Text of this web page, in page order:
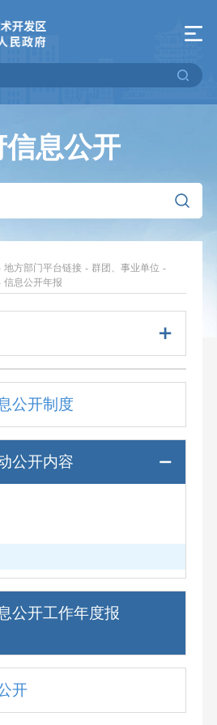
信息公开
地方部门平台链接 - 群团、事业单位 -
信息公开年报
公开制度
公开内容
公开工作年度报
开